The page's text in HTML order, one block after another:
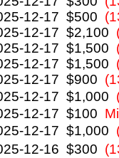
12-17 $500
12-17 $2,100
12-17 $1,500
12-17 $1,500
12-17 $900
12-17 $1,000
12-17 $100
12-17 $1,000
12-16 $300